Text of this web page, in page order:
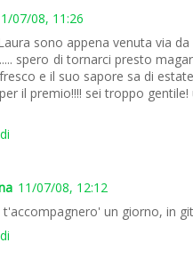
07/08, 11:26
sono appena venuta via
spero di tornarci presto
e il suo sapore sa di
il premio!!!! sei troppo gentile!
11/07/08, 12:12
t'accompagnero' un giorno, in